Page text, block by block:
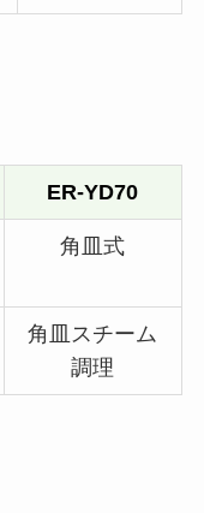
ER-YD70
角皿式
角皿スチーム
調理